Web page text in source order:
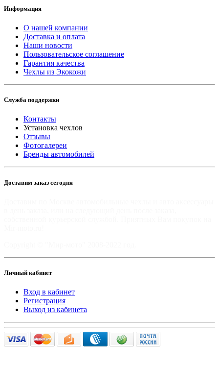
Информация
О нашей компании
Доставка и оплата
Наши новости
Пользовательское соглашение
Гарантия качества
Чехлы из Экокожи
Служба поддержки
Контакты
Установка чехлов
Отзывы
Фотогалереи
Бренды автомобилей
Доставим заказ сегодня
Личный кабинет
Вход в кабинет
Регистрация
Выход из кабинета